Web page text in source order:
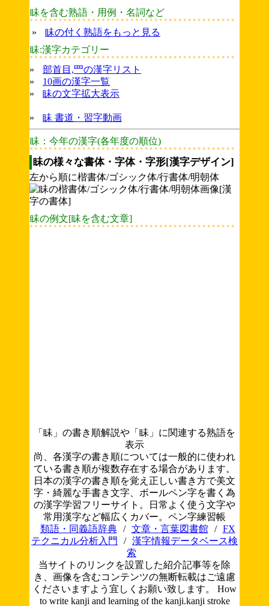
眛を含む熟語・用例・名詞など
»
眛の付く熟語をもっと見る
眛:漢字カテゴリー
»
部首目,罒の漢字リスト
»
10画の漢字一覧
»
眛の文字拡大表示
» 眛 書道・習字動画
眛：今年の漢字(各年度の順位)
眛の様々な書体・字体・字形[漢字デザイン]
左から順に楷書体/ゴシック体/行書体/明朝体
眛の例文[眛を含む文章]
「眛」の書き順解説や「眛」に関連する熟語を
表示
尚、各漢字の書き順については一般的に使われ
ている書き順が複数存在する場合があります。
日本の漢字の書き順を覚え正しい書き方で美文
字・綺麗な手書き文字、ボールペン字を書く為
の漢字学習フリーサイト。日常よく使う文字や
常用漢字など幅広くカバー。ペン字練習帳
類語・同義語辞典
/ 文章・言葉図書館 /
FX
テクニカル分析入門
/ 漢字情報データベース検
索
当サイトのリンクを設置した紹介記事等を除
き、画像を含むコンテンツの無断転載はご遠慮
くださいますよう宜しくお願い致します。 How
to write kanji and learning of the kanji.kanji stroke